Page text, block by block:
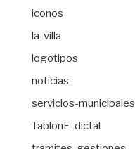
iconos
la-villa
logotipos
noticias
servicios-municipales
TablonE-dictal